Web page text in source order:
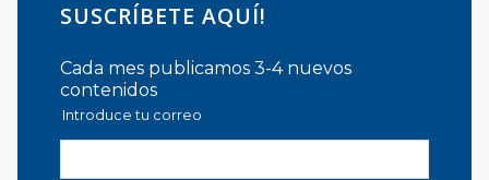
SUSCRÍBETE AQUÍ!
Cada mes publicamos 3-4 nuevos
contenidos
Introduce tu correo